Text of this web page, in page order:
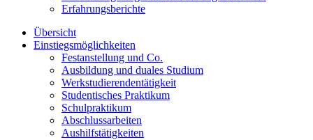
Erfahrungsberichte
Übersicht
Einstiegsmöglichkeiten
Festanstellung und Co.
Ausbildung und duales Studium
Werkstudierendentätigkeit
Studentisches Praktikum
Schulpraktikum
Abschlussarbeiten
Aushilfstätigkeiten